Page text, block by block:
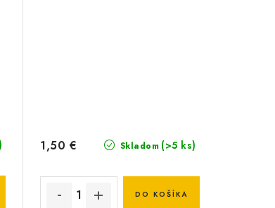
Skladom (>5 ks)
1,50 €
DO KOŠÍKA